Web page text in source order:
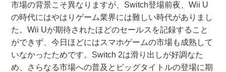
市場の背景こそ異なりますが、Switch登場前夜、Wii U
の時代にはやはりゲーム業界には難しい時代がありまし
た。Wii Uが期待されたほどのセールスを記録すること
ができず、今日ほどにはスマホゲームの市場も成熟して
いなかったためです。Switch 2は滑り出しが好調なた
め、さらなる市場への普及とビッグタイトルの登場に期